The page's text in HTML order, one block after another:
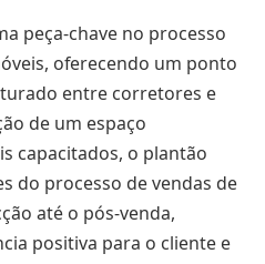
peça-chave no processo
oferecendo um ponto
entre corretores e
de um espaço
capacitados, o plantão
do processo de vendas de
até o pós-venda,
positiva para o cliente e